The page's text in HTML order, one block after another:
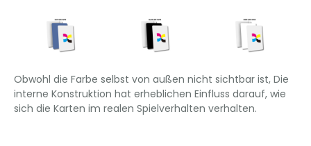
Obwohl die Farbe selbst von außen nicht sichtbar ist, Die
interne Konstruktion hat erheblichen Einfluss darauf, wie
sich die Karten im realen Spielverhalten verhalten.